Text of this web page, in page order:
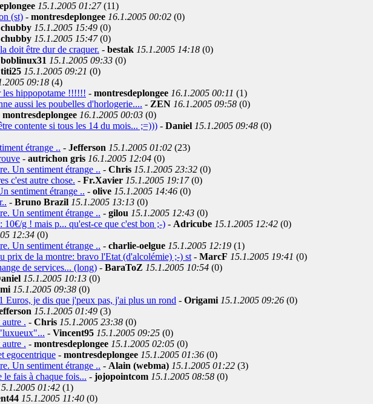
15.1.2005 01:27(11)
(st) - montresdeplongee 16.1.2005 00:02 (0)
chubby 15.1.2005 15:49 (0)
chubby 15.1.2005 15:47(0)
doit être dur de craquer. - bestak 15.1.2005 14:18 (0)
boblinux31 15.1.2005 09:33 (0)
titi25 15.1.2005 09:21 (0)
09:18 (4)
les hippopotame !!!!!! - montresdeplongee 16.1.2005 00:11 (1)
aussi les poubelles d'horlogerie.... - ZEN 16.1.2005 09:58 (0)
montresdeplongee 16.1.2005 00:03 (0)
contente si tous les 14 du mois... ;=))) - Daniel 15.1.2005 09:48 (0)
étrange .. - Jefferson 15.1.2005 01:02 (23)
- autrichon gris 16.1.2005 12:04 (0)
Un sentiment étrange .. - Chris 15.1.2005 23:32 (0)
c'est autre chose. - Fr.Xavier 15.1.2005 19:17(0)
sentiment étrange .. - olive 15.1.2005 14:46 (0)
- Bruno Brazil 15.1.2005 13:13 (0)
Un sentiment étrange .. - gilou 15.1.2005 12:43 (0)
10€/g ! mais p... qu'est-ce que c'est bon ;-) - Adricube 15.1.2005 12:42 (0)
12:34 (0)
Un sentiment étrange .. - charlie-oelgue 15.1.2005 12:19 (1)
prix de la montre: bravo l'Etat (d'alcolémie) ;-) st - MarcF 15.1.2005 19:41 (0)
de services... (long) - BaraToZ 15.1.2005 10:54 (0)
15.1.2005 10:13 (0)
15.1.2005 09:38 (0)
Euros, je dis que j'peux pas, j'ai plus un rond - Origami 15.1.2005 09:26 (0)
15.1.2005 01:49 (3)
. - Chris 15.1.2005 23:38 (0)
- Vincent95 15.1.2005 09:25 (0)
. - montresdeplongee 15.1.2005 02:05 (0)
egocentrique - montresdeplongee 15.1.2005 01:36 (0)
Un sentiment étrange .. - Alain (webma) 15.1.2005 01:22 (3)
fais à chaque fois... - jojopointcom 15.1.2005 08:58 (0)
01:42 (1)
15.1.2005 11:40 (0)